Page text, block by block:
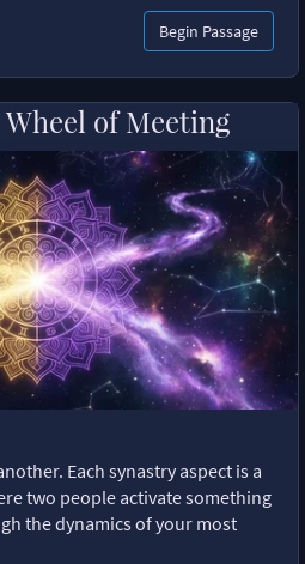
Begin Passage
of Meeting
Each synastry aspect is a
two people activate something
the dynamics of your most